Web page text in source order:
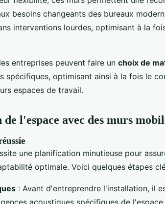
besoins changeants des bureaux
interventions lourdes, optimisant à la
entreprises peuvent faire un choix de
spécifiques, optimisant ainsi à la fois le
espaces de travail.
l'espace avec des murs
une planification minutieuse pour
optimale. Voici quelques étapes
: Avant d'entreprendre l'installation, il